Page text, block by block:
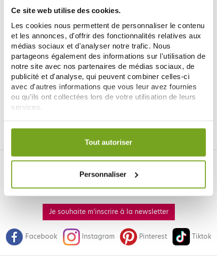
Ce site web utilise des cookies.
Les cookies nous permettent de personnaliser le contenu
et les annonces, d'offrir des fonctionnalités relatives aux
médias sociaux et d'analyser notre trafic. Nous
partageons également des informations sur l'utilisation de
notre site avec nos partenaires de médias sociaux, de
publicité et d'analyse, qui peuvent combiner celles-ci
avec d'autres informations que vous leur avez fournies
ou qu'ils ont collectées lors de votre utilisation de leurs
services.
Votre choix de consentement est conservé pendant une
Tout autoriser
Personnaliser
PHYTAROMASOL
PHYTAROMASOL HUILES
ESSENTIELLES BERGAMOTE 250
ML SPRAY
11,02 €
AJOUTER AU PANIER
PHYTAROMASOL
PHYTAROMASOL ASSAINISSANT
HE ORANGE BIGARADE
11,02 €
AJOUTER AU PANIER
Je souhaite m'inscrire à la newsletter
Facebook Instagram Pinterest Tiktok